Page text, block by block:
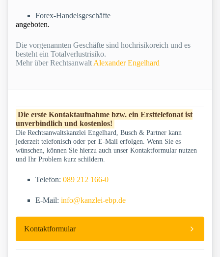
Forex-Handelsgeschäfte
angeboten.
Die vorgenannten Geschäfte sind hochrisikoreich und es
besteht ein Totalverlustrisiko.
Mehr über Rechtsanwalt Alexander Engelhard
Die erste Kontaktaufnahme bzw. ein Ersttelefonat ist
unverbindlich und kostenlos!
Die Rechtsanwaltskanzlei Engelhard, Busch & Partner kann
jederzeit telefonisch oder per E-Mail erfolgen. Wenn Sie es
wünschen, können Sie hierzu auch unser Kontaktformular nutzen
und Ihr Problem kurz schildern.
Telefon: 089 212 166-0
E-Mail: info@kanzlei-ebp.de
Kontaktformular